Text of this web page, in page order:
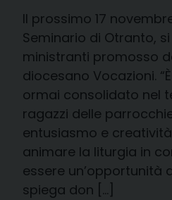
Il prossimo 17
Seminario di Otranto,
ministranti promosso
diocesano Vocazioni.
ormai consolidato nel
ragazzi delle
entusiasmo e
animare la liturgia in
essere un’opportunità
spiega don […]